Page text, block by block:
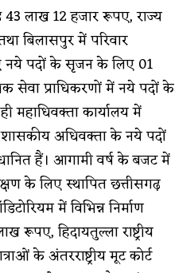
लाख 12 हजार रूपए, राज्य
बिलासपुर में परिवार
नये पदों के सृजन के लिए 01
सेवा प्राधिकरणों में नये पदों के
महाधिवक्ता कार्यालय में
अधिवक्ता के नये पदों
हैं। आगामी वर्ष के बजट में
के लिए स्थापित छत्तीसगढ़
में विभिन्न निर्माण
रूपए, हिदायतुल्ला राष्ट्रीय
के अंतरराष्ट्रीय मूट कोर्ट